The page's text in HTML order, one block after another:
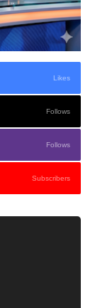
Likes
Follows
Follows
Subscribers